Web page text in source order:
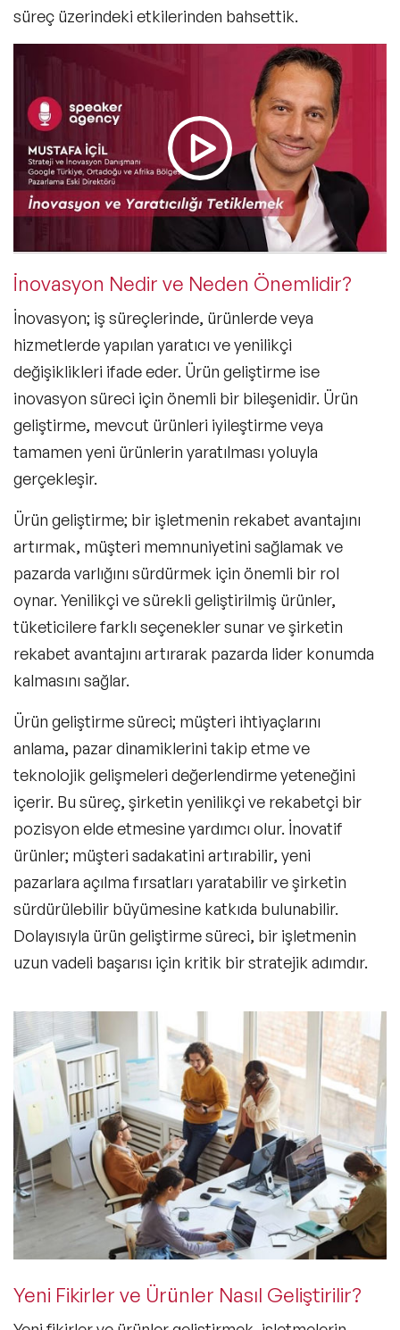
süreç üzerindeki etkilerinden bahsettik.
İnovasyon Nedir ve Neden Önemlidir?
İnovasyon; iş süreçlerinde, ürünlerde veya
hizmetlerde yapılan yaratıcı ve yenilikçi
değişiklikleri ifade eder. Ürün geliştirme ise
inovasyon süreci için önemli bir bileşenidir. Ürün
geliştirme, mevcut ürünleri iyileştirme veya
tamamen yeni ürünlerin yaratılması yoluyla
gerçekleşir.
Ürün geliştirme; bir işletmenin rekabet avantajını
artırmak, müşteri memnuniyetini sağlamak ve
pazarda varlığını sürdürmek için önemli bir rol
oynar. Yenilikçi ve sürekli geliştirilmiş ürünler,
tüketicilere farklı seçenekler sunar ve şirketin
rekabet avantajını artırarak pazarda lider konumda
kalmasını sağlar.
Ürün geliştirme süreci; müşteri ihtiyaçlarını
anlama, pazar dinamiklerini takip etme ve
teknolojik gelişmeleri değerlendirme yeteneğini
içerir. Bu süreç, şirketin yenilikçi ve rekabetçi bir
pozisyon elde etmesine yardımcı olur. İnovatif
ürünler; müşteri sadakatini artırabilir, yeni
pazarlara açılma fırsatları yaratabilir ve şirketin
sürdürülebilir büyümesine katkıda bulunabilir.
Dolayısıyla ürün geliştirme süreci, bir işletmenin
uzun vadeli başarısı için kritik bir stratejik adımdır.
Yeni Fikirler ve Ürünler Nasıl Geliştirilir?